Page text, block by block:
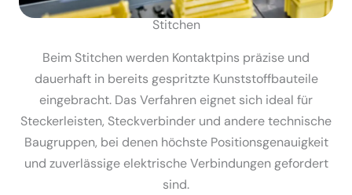
Stitchen
Beim Stitchen werden Kontaktpins präzise und
dauerhaft in bereits gespritzte Kunst­stoff­bau­teile
einge­bracht. Das Verfahren eignet sich ideal für
Stecker­leisten, Steck­ver­binder und andere technische
Baugruppen, bei denen höchste Positi­ons­ge­nau­igkeit
und zuver­lässige elektrische Verbin­dungen gefordert
sind.